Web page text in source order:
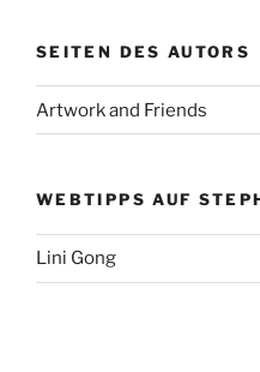
SEITEN DES AUTORS
Artwork and Friends
WEBTIPPS AUF
Lini Gong